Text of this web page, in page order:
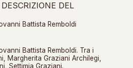
DEL
Battista Remboldi
Battista Remboldi. Tra i
Margherita Graziani Archilegi,
Settimia Graziani.